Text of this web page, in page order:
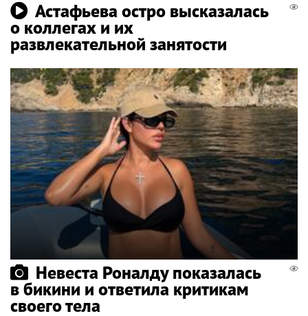
Астафьева остро высказалась
о коллегах и их
развлекательной занятости
Невеста Роналду показалась
в бикини и ответила критикам
своего тела